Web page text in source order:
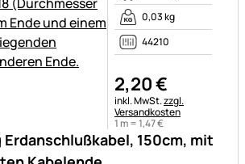
Erdanschlußkabel, 150cm, mit
0,03 kg
44210
2,20€
Steuerhinweis:
inkl. MwSt.zzgl.
Versandkosten
1 m =1,47€